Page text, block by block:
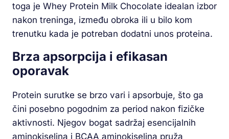
toga je Whey Protein Milk Chocolate idealan izbor
nakon treninga, između obroka ili u bilo kom
trenutku kada je potreban dodatni unos proteina.
Brza apsorpcija i efikasan
oporavak
Protein surutke se brzo vari i apsorbuje, što ga
čini posebno pogodnim za period nakon fizičke
aktivnosti. Njegov bogat sadržaj esencijalnih
aminokiselina i BCAA aminokiselina pruža